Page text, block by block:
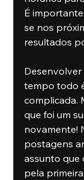
É
se nos
resultados
tempo todo
complicada.
que foi um
novamente!
postagens
assunto que
pela